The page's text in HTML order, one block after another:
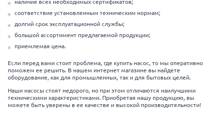
наличие всех необходимых сертификатов;
соответствие установленным техническим нормам;
долгий срок эксплуатационной службы;
большой ассортимент предлагаемой продукции;
приемлемая цена.
Если перед вами стоит проблема, где купить насос, то мы оперативно
поможем ее решить. В нашем интернет магазине вы найдете
оборудование, как для промышленных, так и для бытовых целей.
Наши насосы стоят недорого, но при этом отличаются наилучшими
техническими характеристиками. Приобретая нашу продукцию, вы
можете быть уверены в ее качестве и высокой производительности!